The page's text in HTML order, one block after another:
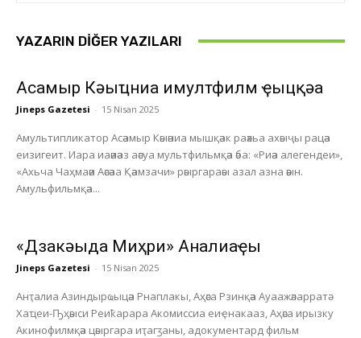
YAZARIN DIĞER YAZILARI
Асҭамыр Кәыҵниа имултфилм ҿыцқәа
Jineps Gazetesi - 15 Nisan 2025
Амультипликатор Асәамыр Кәыәниа мышқәак раәхьа ахәыҷы рацәа
еизигеит. Иара иаәиәаз аәсуа мультфильмқәа әба: «Риәа алегендеи»,
«Ахьча Чаҳмаәи Аәсәаа Қәамзачи» рәыргараәы азал азна әәын.
Амульфильмқәа...
«Дзакәыда Миҳри» Анҭалиаҿы
Jineps Gazetesi - 15 Nisan 2025
Анҭалиа Азиндырҩыцәа Рнаплакы, Аҳәса Рзинқәа Ауаажәларратә
Хаҵеи-Ҧҳәыси Реиҟарара Акомиссиа еиҿнакааз, Аҳәса ирызку
Акинофилмқәа цәыргара иҭагӡаны, адокументард фильм